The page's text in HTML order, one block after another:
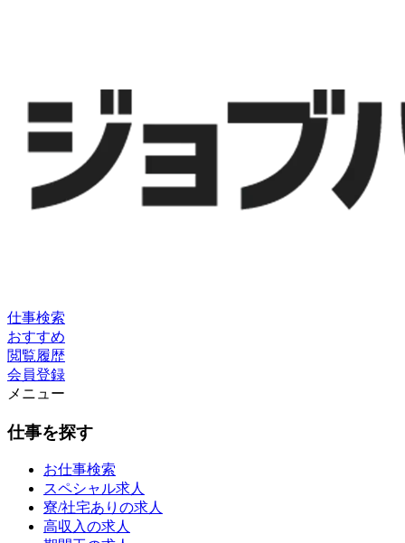
仕事検索
おすすめ
閲覧履歴
会員登録
メニュー
仕事を探す
お仕事検索
スペシャル求人
寮/社宅ありの求人
高収入の求人